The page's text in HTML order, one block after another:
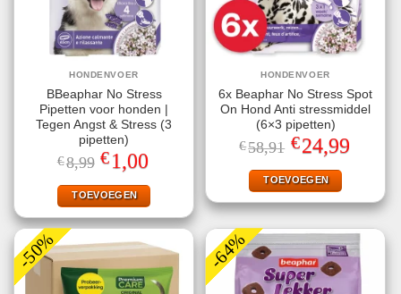
HONDENVOER
BBeaphar No Stress
Pipetten voor honden |
Tegen Angst & Stress (3
pipetten)
€8,99 Oorspronkelijke
prijs
was:
€8,99.
€1,00
is:
€1,00.
TOEVOEGEN
HONDENVOER
6x Beaphar No Stress Spot
On Hond Anti stressmiddel
(6×3 pipetten)
€58,91 Oorspronkelijke
prijs
was:
€58,91.
€24,99Huidige
prijs
TOEVOEGEN
-50% -64%